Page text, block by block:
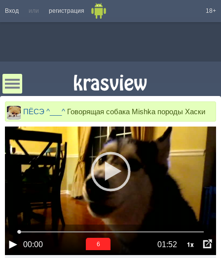
Вход или регистрация 18+
ПЁСЭ ^___^ Говорящая собака Mishka породы Хаски
00:00 01:52 1x
6